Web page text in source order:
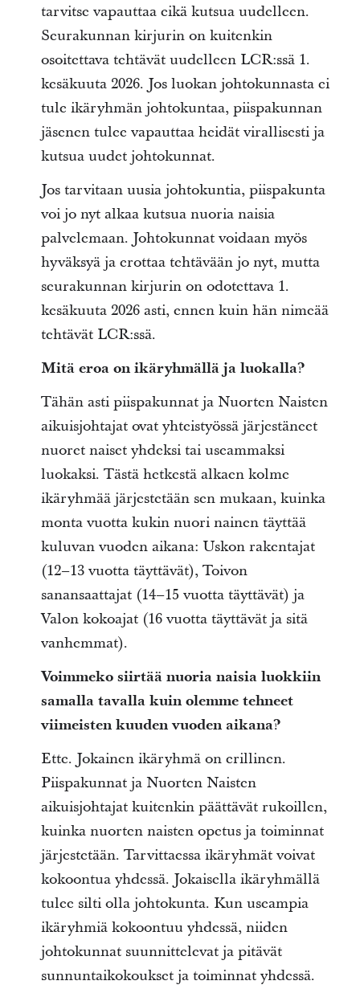
tarvitse vapauttaa eikä kutsua uudelleen.
Seurakunnan kirjurin on kuitenkin
osoitettava tehtävät uudelleen LCR:ssä 1.
kesäkuuta 2026. Jos luokan johtokunnasta ei
tule ikäryhmän johtokuntaa, piispakunnan
jäsenen tulee vapauttaa heidät virallisesti ja
kutsua uudet johtokunnat.
Jos tarvitaan uusia johtokuntia, piispakunta
voi jo nyt alkaa kutsua nuoria naisia
palvelemaan. Johtokunnat voidaan myös
hyväksyä ja erottaa tehtävään jo nyt, mutta
seurakunnan kirjurin on odotettava 1.
kesäkuuta 2026 asti, ennen kuin hän nimeää
tehtävät LCR:ssä.
Mitä eroa on ikäryhmällä ja luokalla?
Tähän asti piispakunnat ja Nuorten Naisten
aikuisjohtajat ovat yhteistyössä järjestäneet
nuoret naiset yhdeksi tai useammaksi
luokaksi. Tästä hetkestä alkaen kolme
ikäryhmää järjestetään sen mukaan, kuinka
monta vuotta kukin nuori nainen täyttää
kuluvan vuoden aikana: Uskon rakentajat
(12–13 vuotta täyttävät), Toivon
sanansaattajat (14–15 vuotta täyttävät) ja
Valon kokoajat (16 vuotta täyttävät ja sitä
vanhemmat).
Voimmeko siirtää nuoria naisia luokkiin
samalla tavalla kuin olemme tehneet
viimeisten kuuden vuoden aikana?
Ette. Jokainen ikäryhmä on erillinen.
Piispakunnat ja Nuorten Naisten
aikuisjohtajat kuitenkin päättävät rukoillen,
kuinka nuorten naisten opetus ja toiminnat
järjestetään. Tarvittaessa ikäryhmät voivat
kokoontua yhdessä. Jokaisella ikäryhmällä
tulee silti olla johtokunta. Kun useampia
ikäryhmiä kokoontuu yhdessä, niiden
johtokunnat suunnittelevat ja pitävät
sunnuntaikokoukset ja toiminnat yhdessä.